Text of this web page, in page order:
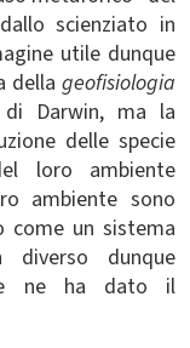
scienziato in
utile dunque
della geofisiologia
Darwin, ma la
delle specie
loro ambiente
ambiente sono
un sistema
dunque
ne ha dato il